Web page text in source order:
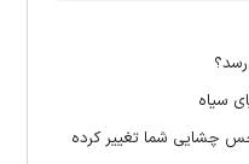
سیاه
چشایی شما تغییر کرده